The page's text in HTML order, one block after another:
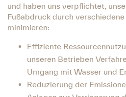
und haben uns verpflichtet,
Fußabdruck durch
minimieren:
Effiziente
unseren Betrieben
Umgang mit Wasser und
Reduzierung der